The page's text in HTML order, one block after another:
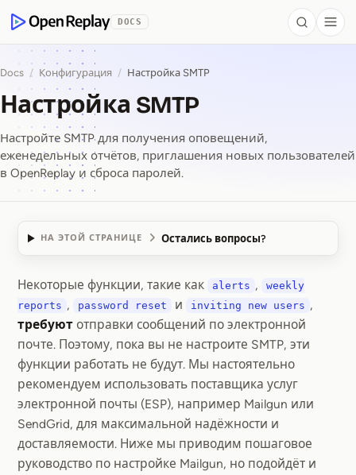
OpenReplay
DOCS Search
Docs / Конфигурация / Настройка SMTP
Настройка SMTP
Настройте SMTP для получения оповещений,
еженедельных отчётов, приглашения новых пользователей
в OpenReplay и сброса паролей.
НА ЭТОЙ СТРАНИЦЕ Остались вопросы?
Настройка SMTP
Некоторые функции, такие как alerts ,
weekly
reports , password reset и inviting new users ,
требуют отправки сообщений по электронной
почте. Поэтому, пока вы не настроите SMTP, эти
функции работать не будут. Мы настоятельно
рекомендуем использовать поставщика услуг
электронной почты (ESP), например Mailgun или
SendGrid, для максимальной надёжности и
доставляемости. Ниже мы приводим пошаговое
руководство по настройке Mailgun, но подойдёт и